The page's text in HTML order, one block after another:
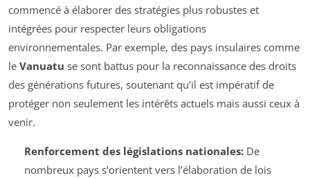
commencé à élaborer des stratégies plus robustes et
intégrées pour respecter leurs obligations
environnementales. Par exemple, des pays insulaires comme
le Vanuatu se sont battus pour la reconnaissance des droits
des générations futures, soutenant qu’il est impératif de
protéger non seulement les intérêts actuels mais aussi ceux à
venir.
Renforcement des législations nationales:De
nombreux pays s’orientent vers l’élaboration de lois